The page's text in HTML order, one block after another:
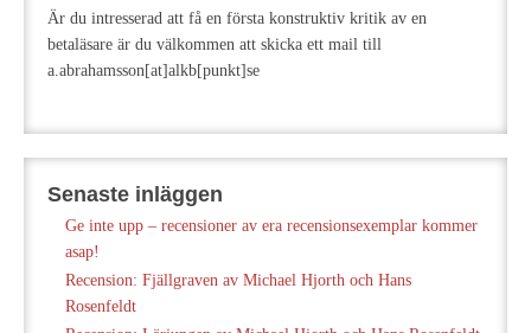
Är du intresserad att få en första konstruktiv kritik av en
betaläsare är du välkommen att skicka ett mail till
a.abrahamsson[at]alkb[punkt]se
Senaste inläggen
Ge inte upp – recensioner av era recensionsexemplar kommer
asap!
Recension: Fjällgraven av Michael Hjorth och Hans
Rosenfeldt